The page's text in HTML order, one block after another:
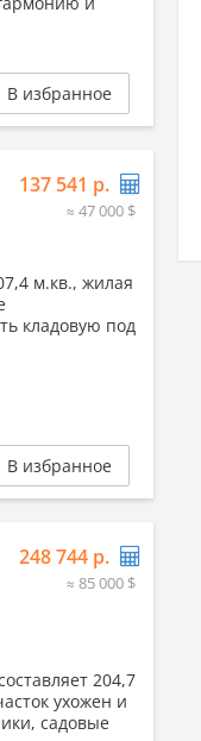
В избранное
137 541 р.
≈ 47 000 $
м.кв., жилая
кладовую под
В избранное
248 744 р.
≈ 85 000 $
204,7
ухожен и
садовые